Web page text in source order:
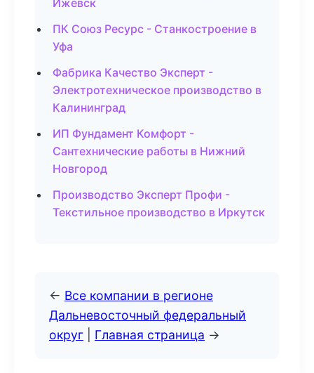
Ижевск
ПК Союз Ресурс - Станкостроение в
Уфа
Фабрика Качество Эксперт -
Электротехническое производство в
Калининград
ИП Фундамент Комфорт -
Сантехнические работы в Нижний
Новгород
Производство Эксперт Профи -
Текстильное производство в Иркутск
← Все компании в регионе
Дальневосточный федеральный
округ
Главная страница →